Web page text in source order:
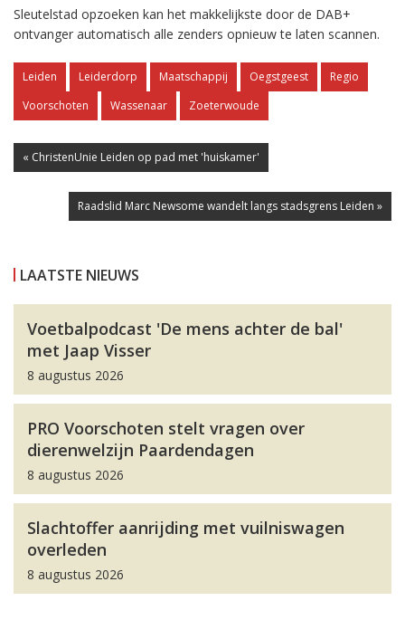
Sleutelstad opzoeken kan het makkelijkste door de DAB+
ontvanger automatisch alle zenders opnieuw te laten scannen.
Leiden Leiderdorp Maatschappij Oegstgeest
Regio
Voorschoten
Wassenaar Zoeterwoude
« ChristenUnie Leiden op pad met 'huiskamer'
Raadslid Marc Newsome wandelt langs stadsgrens Leiden »
LAATSTE NIEUWS
Voetbalpodcast 'De mens achter de bal'
met Jaap Visser
8 augustus 2026
PRO Voorschoten stelt vragen over
dierenwelzijn Paardendagen
8 augustus 2026
Slachtoffer aanrijding met vuilniswagen
overleden
8 augustus 2026